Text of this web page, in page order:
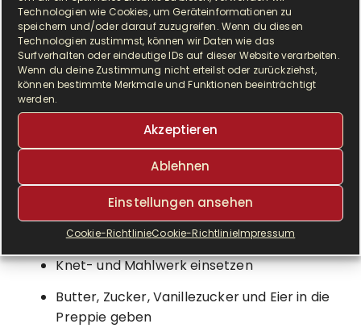
Technologien wie Cookies, um Geräteinformationen zu
speichern und/oder darauf zuzugreifen. Wenn du diesen
Technologien zustimmst, können wir Daten wie das
Surfverhalten oder eindeutige IDs auf dieser Website verarbeiten.
Wenn du deine Zustimmung nicht erteilst oder zurückziehst,
können bestimmte Merkmale und Funktionen beeinträchtigt
werden.
Akzeptieren
Ablehnen
Einstellungen ansehen
Cookie-RichtlinieCookie-RichtlinieImpressum
Zubereitung dieser leckeren Cookies
in der Krups Prep & Cook:
Zubereitungszeit: ca. 45 min, davon
Arbeitszeit: ca. 20 min
Knet- und Mahlwerk einsetzen
Butter, Zucker, Vanillezucker und Eier in die
Preppie geben